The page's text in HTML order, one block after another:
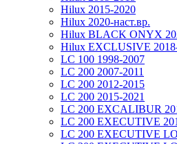
Hilux 2015-2020
Hilux 2020-наст.вр.
Hilux BLACK ONYX
Hilux EXCLUSIVE
LC 100 1998-2007
LC 200 2007-2011
LC 200 2012-2015
LC 200 2015-2021
LC 200 EXCALIBUR
LC 200 EXECUTIVE
LC 200 EXECUTIVE